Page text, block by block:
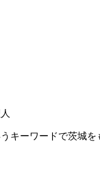
キーワードで茨城